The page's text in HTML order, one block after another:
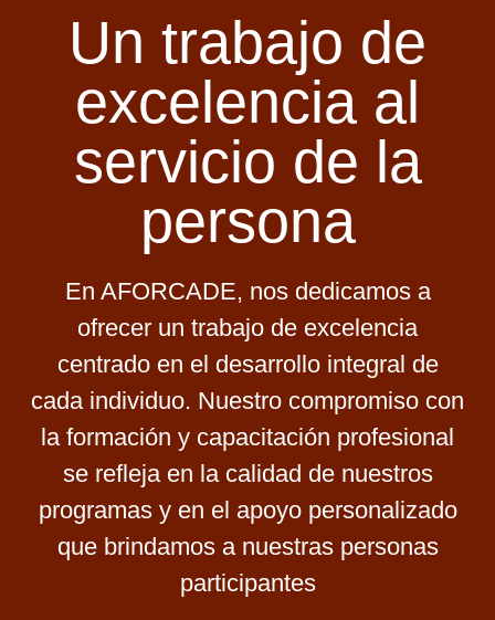
Un trabajo de
excelencia al
servicio de la
persona
En AFORCADE, nos dedicamos a
ofrecer un trabajo de excelencia
centrado en el desarrollo integral de
cada individuo. Nuestro compromiso con
la formación y capacitación profesional
se refleja en la calidad de nuestros
programas y en el apoyo personalizado
que brindamos a nuestras personas
participantes